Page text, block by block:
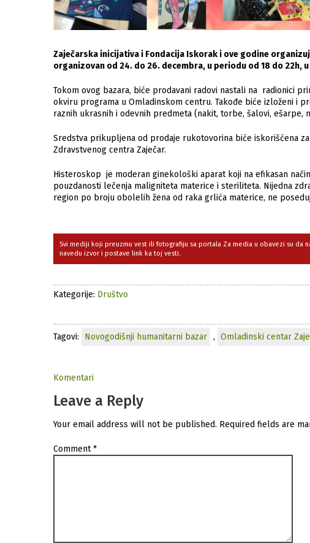
Zaječarska inicijativa i Fondacija Iskorak i ove godine
organizovan od 24. do 26. decembra, u periodu od 18 do 22h,
Tokom ovog bazara, biće prodavani radovi nastali na radionici
okviru programa u Omladinskom centru. Takođe biće izloženi i
raznih ukrasnih i odevnih predmeta (nakit, torbe, šalovi, ešarpe,
Sredstva prikupljena od prodaje rukotovorina biće iskorišćena
Zdravstvenog centra Zaječar.
Histeroskop je moderan ginekološki aparat koji na efikasan
pouzdanosti lečenja maligniteta materice i steriliteta. Nijedna
region po broju obolelih žena od raka grlića materice, ne
Svi mediji koji preuzmu vest ili fotografiju sa portala Za media u obavezi su da
navedu izvor i postave link ka toj vesti.
Kategorije: Društvo
Tagovi: Novogodišnji humanitarni bazar , Omladinski centar
Komentari
Leave a Reply
Your email address will not be published. Required fields are
Comment*